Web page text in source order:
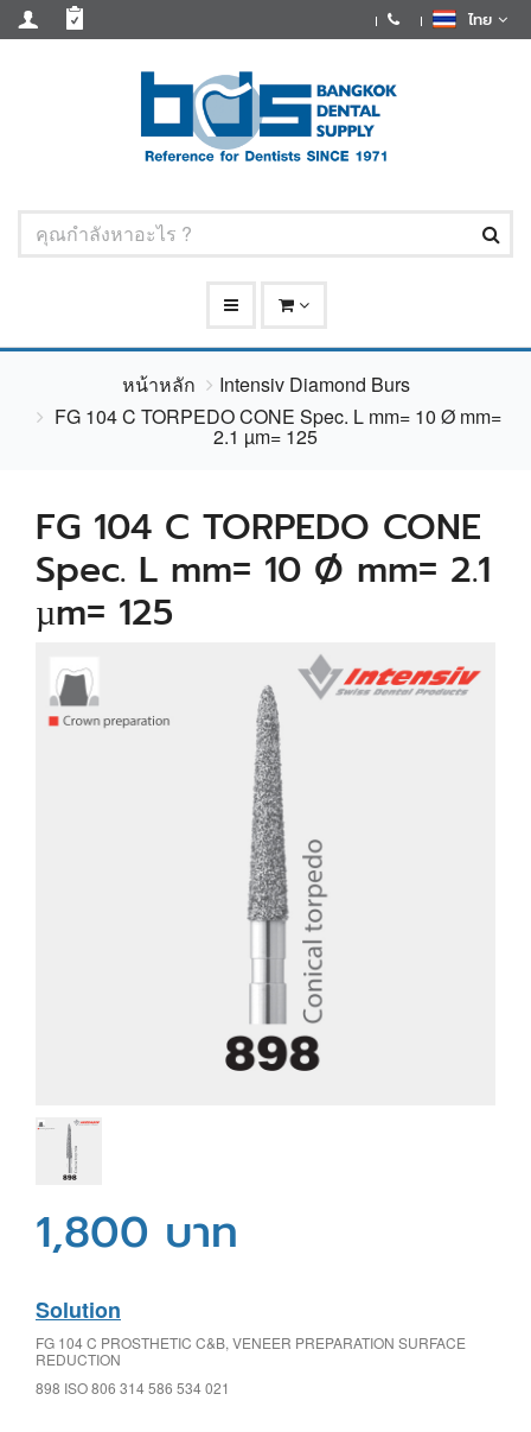
ไทย
หน้าหลัก
Intensiv Diamond Burs
FG 104 C TORPEDO CONE Spec. L mm= 10 Ø mm=
2.1 µm= 125
FG 104 C TORPEDO CONE
Spec. L mm= 10 Ø mm= 2.1
µm= 125
1,800 บาท
Solution
FG 104 C PROSTHETIC C&B, VENEER PREPARATION SURFACE
REDUCTION
898 ISO 806 314 586 534 021